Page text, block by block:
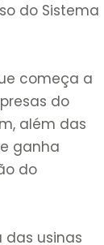
do Sistema
começa a
do
além das
ganha
do
das usinas